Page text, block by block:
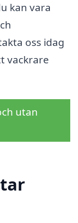
kan vara
oss idag
vackrare
utan